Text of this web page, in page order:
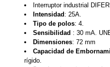
Interruptor industrial
Intensidad : 25A.
Tipo de polos: 4.
Sensibilidad : 30 mA.
Dimensiones: 72 mm
Capacidad de
rígido.